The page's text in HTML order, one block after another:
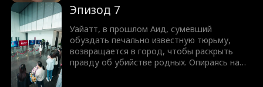
разрушает криминальные империи,
разбивает старых врагов и защищает своё.
Пока преступный мир рушится, Уайатт
приближается к разгадке прошлого и
неизбежной расплате.
Эпизод 7
Уайатт, в прошлом Аид, сумевший
обуздать печально известную тюрьму,
возвращается в город, чтобы раскрыть
правду об убийстве родных. Опираясь на